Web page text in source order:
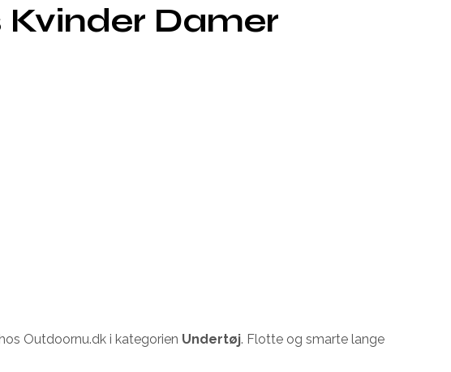
Damer
Outdoornu.dk i kategorien Undertøj. Flotte og smarte lange